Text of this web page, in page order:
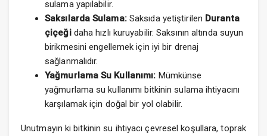
sulama yapılabilir.
Saksılarda Sulama:Saksıda yetiştirilen Duranta
çiçeğidaha hızlı kuruyabilir. Saksının altında suyun
birikmesini engellemek için iyi bir drenaj
sağlanmalıdır.
Yağmurlama Su Kullanımı: Mümkünse
yağmurlama su kullanımı bitkinin sulama ihtiyacını
karşılamak için doğal bir yol olabilir.
Unutmayın ki bitkinin su ihtiyacı çevresel koşullara, toprak